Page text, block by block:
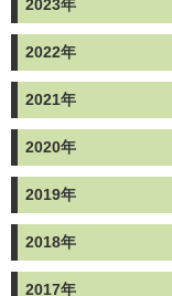
2023年
2022年
2021年
2020年
2019年
2018年
2017年